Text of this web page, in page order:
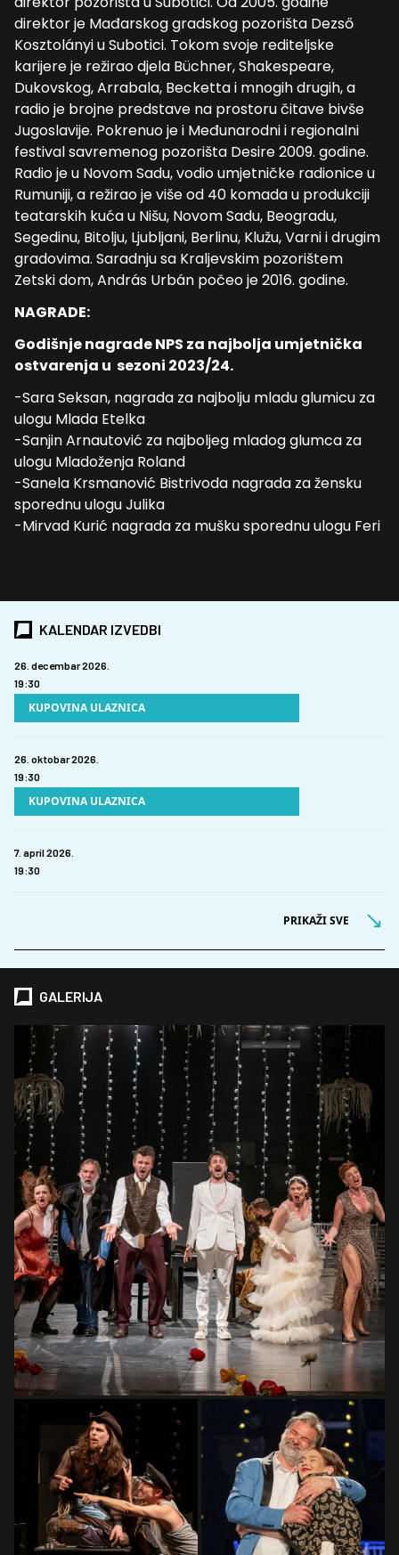
direktor je Mađarskog gradskog pozorišta Dezső
Kosztolányi u Subotici. Tokom svoje rediteljske
karijere je režirao djela Büchner, Shakespeare,
Dukovskog, Arrabala, Becketta i mnogih drugih, a
radio je brojne predstave na prostoru čitave bivše
Jugoslavije. Pokrenuo je i Međunarodni i regionalni
festival savremenog pozorišta Desire 2009. godine.
Radio je u Novom Sadu, vodio umjetničke radionice u
Rumuniji, a režirao je više od 40 komada u produkciji
teatarskih kuća u Nišu, Novom Sadu, Beogradu,
Segedinu, Bitolju, Ljubljani, Berlinu, Klužu, Varni i drugim
gradovima. Saradnju sa Kraljevskim pozorištem
Zetski dom, András Urbán počeo je 2016. godine.
NAGRADE:
Godišnje nagrade NPS za najbolja umjetnička
ostvarenja u sezoni 2023/24.
-Sara Seksan, nagrada za najbolju mladu glumicu za
ulogu Mlada Etelka
-Sanjin Arnautović za najboljeg mladog glumca za
ulogu Mladoženja Roland
-Sanela Krsmanović Bistrivoda nagrada za žensku
sporednu ulogu Julika
-Mirvad Kurić nagrada za mušku sporednu ulogu Feri
KALENDAR IZVEDBI
26. decembar 2026.
19:30
KUPOVINA ULAZNICA
26. oktobar 2026.
19:30
KUPOVINA ULAZNICA
7. april 2026.
19:30
PRIKAŽI SVE
GALERIJA